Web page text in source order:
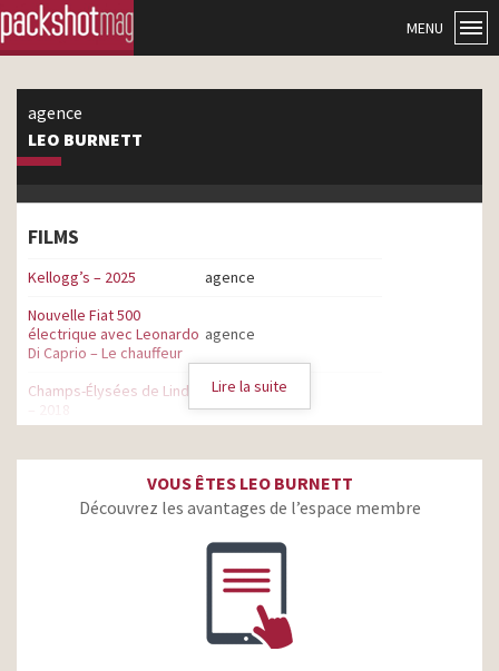
MENU
agence
LEO BURNETT
FILMS
Kellogg’s – 2025
agence
Nouvelle Fiat 500
électrique avec Leonardo
Di Caprio – Le chauffeur
agence
Champs-Élysées de Lindt
– 2018
infini
agence
Trésor de Kellogg’s –
agence
agence
agence
Lire la suite
VOUS ÊTES LEO BURNETT
Découvrez les avantages de l’espace membre